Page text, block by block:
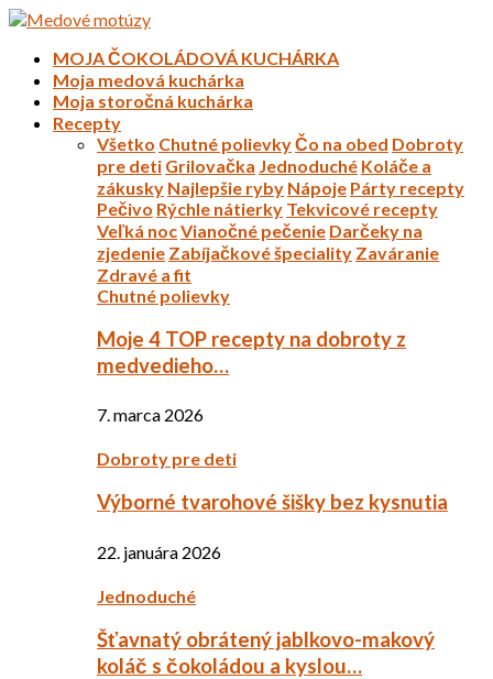
MOJA ČOKOLÁDOVÁ KUCHÁRKA
Moja medová kuchárka
Moja storočná kuchárka
Recepty
Všetko Chutné polievkyČo na obed Dobroty
pre deti Grilovačka Jednoduché Koláče a
zákusky Najlepšie ryby Nápoje Párty recepty
Pečivo Rýchle nátierky Tekvicové recepty
Veľká nocVianočné pečenie Darčeky na
zjedenie Zabíjačkové špeciality Zaváranie
Zdravé a fit
Chutné polievky
Moje 4 TOP recepty na dobroty z
medvedieho…
7. marca 2026
Dobroty pre deti
Výborné tvarohové šišky bez kysnutia
22. januára 2026
Jednoduché
Šťavnatý obrátený jablkovo-makový
koláč s čokoládou a kyslou…